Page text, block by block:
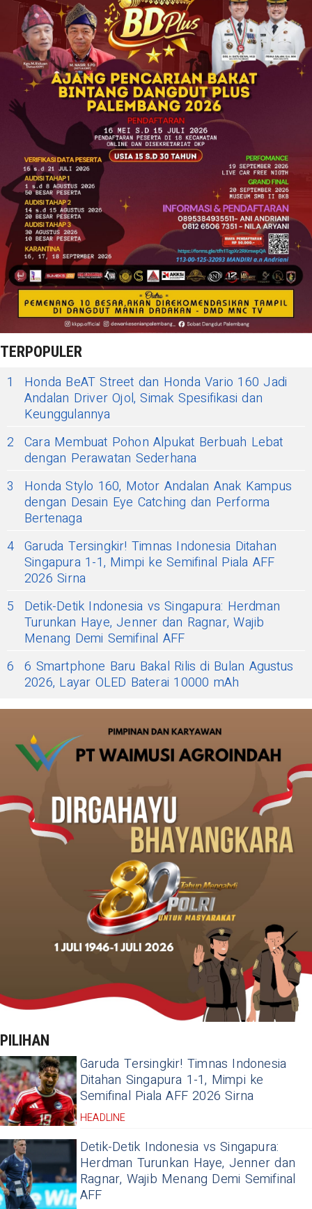
TERPOPULER
1
Honda BeAT Street dan Honda Vario 160 Jadi
Andalan Driver Ojol, Simak Spesifikasi dan
Keunggulannya
2 Cara Membuat Pohon Alpukat Berbuah Lebat
dengan Perawatan Sederhana
3
Honda Stylo 160, Motor Andalan Anak Kampus
dengan Desain Eye Catching dan Performa
Bertenaga
4 Garuda Tersingkir! Timnas Indonesia Ditahan
Singapura 1-1, Mimpi ke Semifinal Piala AFF
2026 Sirna
5
Detik-Detik Indonesia vs Singapura: Herdman
Turunkan Haye, Jenner dan Ragnar, Wajib
Menang Demi Semifinal AFF
6 6 Smartphone Baru Bakal Rilis di Bulan Agustus
2026, Layar OLED Baterai 10000 mAh
PILIHAN
Garuda Tersingkir! Timnas Indonesia
Ditahan Singapura 1-1, Mimpi ke
Semifinal Piala AFF 2026 Sirna
HEADLINE
Detik-Detik Indonesia vs Singapura:
Herdman Turunkan Haye, Jenner dan
Ragnar, Wajib Menang Demi Semifinal
AFF